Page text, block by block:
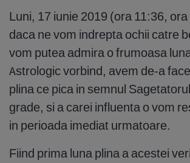
Luni, 17 iunie 2019 (ora 11:36,
daca ne vom indrepta ochii catre
vom putea admira o frumoasa
Astrologic vorbind, avem de-a
plina ce pica in semnul
grade, si a carei influenta o vom
in perioada imediat urmatoare.
Fiind prima luna plina a acestei